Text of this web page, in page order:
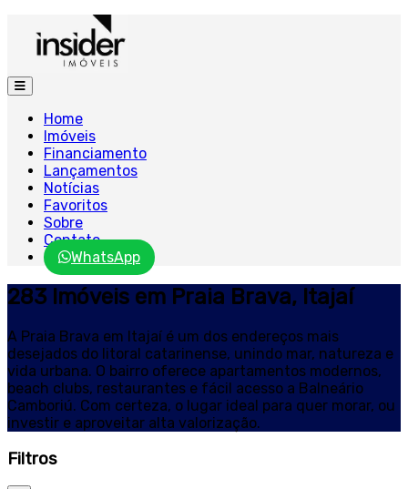
Home
Imóveis
Financiamento
Lançamentos
Notícias
Favoritos
Sobre
Contato
WhatsApp
283 Imóveis em Praia Brava, Itajaí
A Praia Brava em Itajaí é um dos endereços mais
desejados do litoral catarinense, unindo mar, natureza e
vida urbana. O bairro oferece apartamentos modernos,
beach clubs, restaurantes e fácil acesso a Balneário
Camboriú. Com certeza, o lugar ideal para quer morar, ou
investir e aproveitar alta valorização.
Filtros